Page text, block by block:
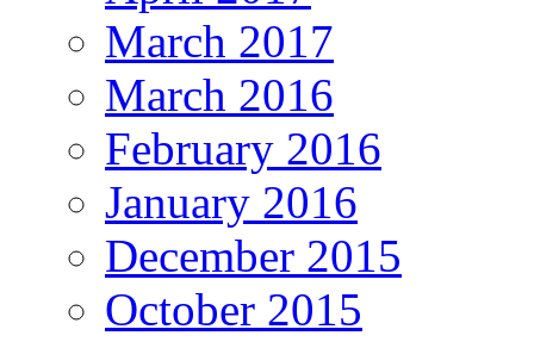
March 2017
March 2016
February 2016
January 2016
December 2015
October 2015